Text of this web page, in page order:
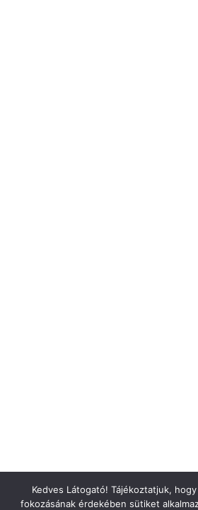
Kedves Látogató! Tájékoztatjuk,
fokozásának érdekében sütiket